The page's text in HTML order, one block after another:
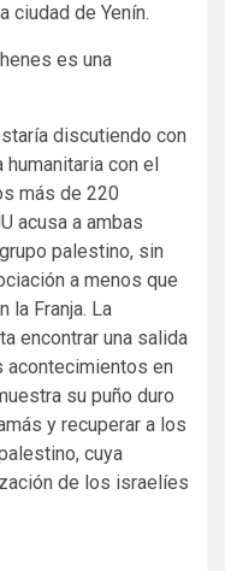
ciudad de Yenín.
es una
discutiendo con
con el
más de 220
acusa a ambas
palestino, sin
a menos que
la Franja. La
encontrar una salida
acontecimientos en
su puño duro
y recuperar a los
cuya
de los israelíes